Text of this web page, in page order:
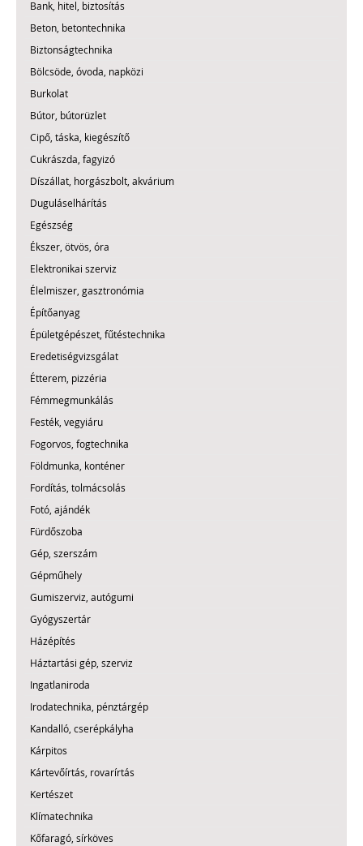
Bank, hitel, biztosítás
Beton, betontechnika
Biztonságtechnika
Bölcsöde, óvoda, napközi
Burkolat
Bútor, bútorüzlet
Cipő, táska, kiegészítő
Cukrászda, fagyizó
Díszállat, horgászbolt, akvárium
Duguláselhárítás
Egészség
Ékszer, ötvös, óra
Elektronikai szerviz
Élelmiszer, gasztronómia
Építőanyag
Épületgépészet, fűtéstechnika
Eredetiségvizsgálat
Étterem, pizzéria
Fémmegmunkálás
Festék, vegyiáru
Fogorvos, fogtechnika
Földmunka, konténer
Fordítás, tolmácsolás
Fotó, ajándék
Fürdőszoba
Gép, szerszám
Gépműhely
Gumiszerviz, autógumi
Gyógyszertár
Házépítés
Háztartási gép, szerviz
Ingatlaniroda
Irodatechnika, pénztárgép
Kandalló, cserépkályha
Kárpitos
Kártevőírtás, rovarírtás
Kertészet
Klímatechnika
Kőfaragó, sírköves